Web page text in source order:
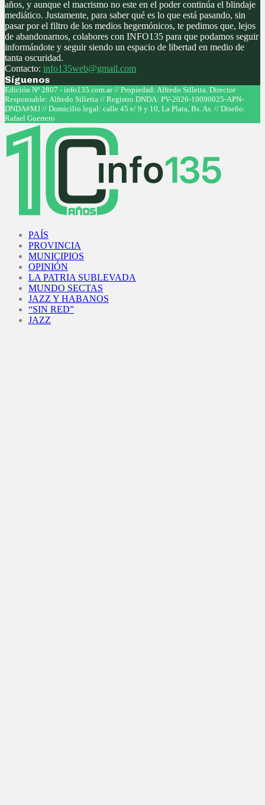
años, y aunque el macrismo no este en el poder continúa el blindaje
mediático. Justamente, para saber qué es lo que está pasando, sin
pasar por el filtro de los medios hegemónicos, te pedimos que, lejos
de abandonarnos, colabores con INFO135 para que podamos seguir
informándote y seguir siendo un espacio de libertad en medio de
tanta oscuridad.
Contacto: info135web@gmail.com
Síguenos
Facebook
Twitter
Instagram
Youtube
Edición Nº 2807 - info135.com.ar // Propiedad: Alfredo Silletta. Director
Responsable: Alfredo Silletta // Registro DNDA: PV-2026-10090025-APN-
DNDA#MJ // Domicilio legal: calle 45 e/ 9 y 10, La Plata, Bs. As. // Diseño:
Rafael Guerrero
PAÍS
PROVINCIA
MUNICIPIOS
OPINIÓN
LA PATRIA SUBLEVADA
MUNDO SECTAS
JAZZ Y HABANOS
“SIN RED”
JAZZ